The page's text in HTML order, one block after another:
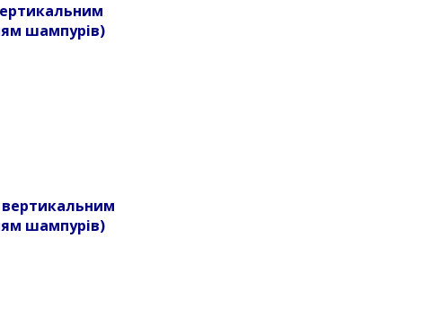
шампурів)
вертикальним
шампурів)